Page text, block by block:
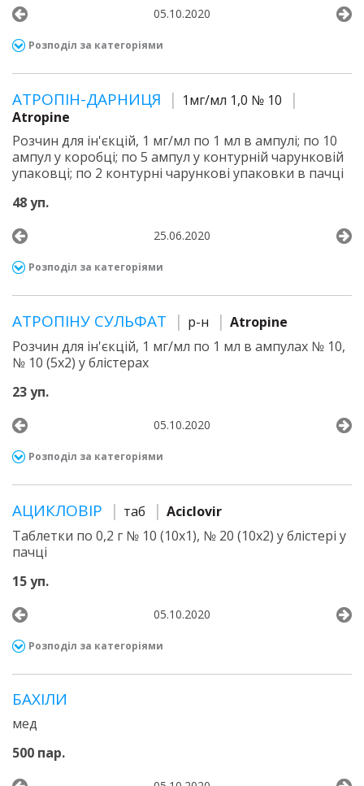
05.10.2020
Розподіл за категоріями
АТРОПІН-ДАРНИЦЯ
1мг/мл 1,0 № 10
Atropine
Розчин для ін'єкцій, 1 мг/мл по 1 мл в ампулі; по 10
ампул у коробці; по 5 ампул у контурній чарунковій
упаковці; по 2 контурні чарункові упаковки в пачці
48 уп.
25.06.2020
Розподіл за категоріями
АТРОПІНУ СУЛЬФАТ р-н
Atropine
Розчин для ін'єкцій, 1 мг/мл по 1 мл в ампулах № 10,
№ 10 (5х2) у блістерах
23 уп.
05.10.2020
Розподіл за категоріями
АЦИКЛОВІР таб
Aciclovir
Таблетки по 0,2 г № 10 (10х1), № 20 (10х2) у блістері у
пачці
15 уп.
05.10.2020
Розподіл за категоріями
БАХІЛИ
мед
500 пар.